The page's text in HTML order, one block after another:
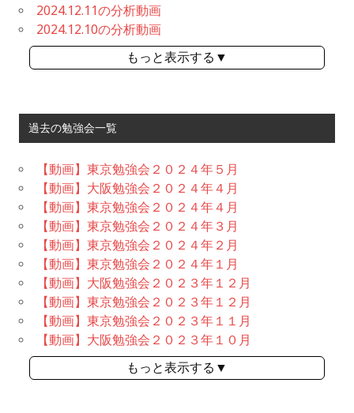
2024.12.11の分析動画
2024.12.10の分析動画
もっと表示する▼
過去の勉強会一覧
【動画】東京勉強会２０２４年５月
【動画】大阪勉強会２０２４年４月
【動画】東京勉強会２０２４年４月
【動画】東京勉強会２０２４年３月
【動画】東京勉強会２０２４年２月
【動画】東京勉強会２０２４年１月
【動画】大阪勉強会２０２３年１２月
【動画】東京勉強会２０２３年１２月
【動画】東京勉強会２０２３年１１月
【動画】大阪勉強会２０２３年１０月
もっと表示する▼